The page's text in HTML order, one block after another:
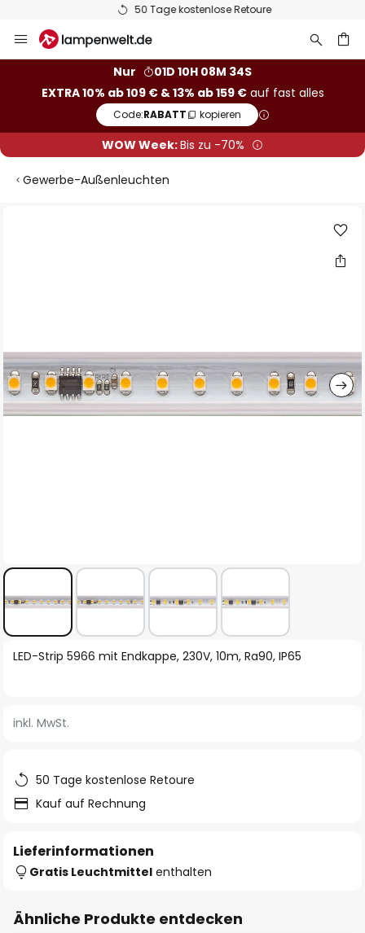
50 Tage kostenlose Retoure
Inhalt
Nur
01D 10H 08M 34S
EXTRA 10% ab 109 € & 13% ab 159 €auf fast alles
Code:RABATT kopieren
WOW Week:Bis zu -70%
Gewerbe-Außenleuchten
Zum
springen
LED-Strip 5966 mit Endkappe, 230V, 10m, Ra90, IP65
inkl. MwSt.
50 Tage kostenlose Retoure
Kauf auf Rechnung
Lieferinformationen
Gratis Leuchtmittel enthalten
Ähnliche Produkte entdecken